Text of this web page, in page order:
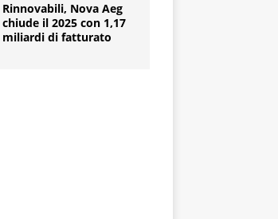
Rinnovabili, Nova Aeg
chiude il 2025 con 1,17
miliardi di fatturato